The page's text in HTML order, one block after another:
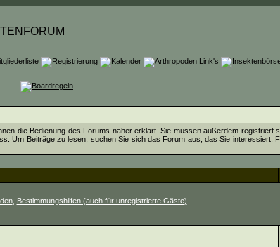
die Bedienung des Forums näher erklärt. Sie müssen außerdem registriert
Um Beiträge zu lesen, suchen Sie sich das Forum aus, das Sie interessiert.
, Bestimmungshilfen (auch für unregistrierte Gäste)